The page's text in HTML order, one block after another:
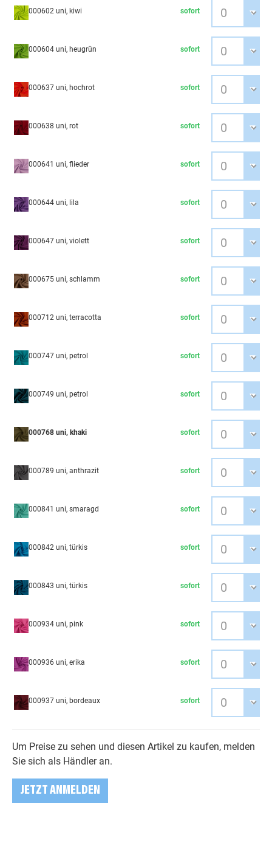
000602 uni, kiwi sofort
000604 uni, heugrün sofort
000637 uni, hochrot sofort
000638 uni, rot sofort
000641 uni, flieder sofort
000644 uni, lila sofort
000647 uni, violett sofort
000675 uni, schlamm sofort
000712 uni, terracotta sofort
000747 uni, petrol sofort
000749 uni, petrol sofort
000768 uni, khaki sofort
000789 uni, anthrazit sofort
000841 uni, smaragd sofort
000842 uni, türkis sofort
000843 uni, türkis sofort
000934 uni, pink sofort
000936 uni, erika sofort
000937 uni, bordeaux sofort
Um Preise zu sehen und diesen Artikel zu kaufen, melden
Sie sich als Händler an.
JETZT ANMELDEN